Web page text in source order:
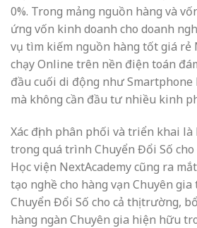
0%. Trong mảng nguồn hàng và
ứng vốn kinh doanh cho doanh
vụ tìm kiếm nguồn hàng tốt giá rẻ
chạy Online trên nền điện toán
đầu cuối di động như Smartphone
mà không cần đầu tư nhiều kinh
Xác định phân phối và triển khai
trong quá trình Chuyển Đổi Số
Học viện NextAcademy cũng ra
tạo nghề cho hàng vạn Chuyên
Chuyển Đổi Số cho cả thị trường,
hàng ngàn Chuyên gia hiện hữu